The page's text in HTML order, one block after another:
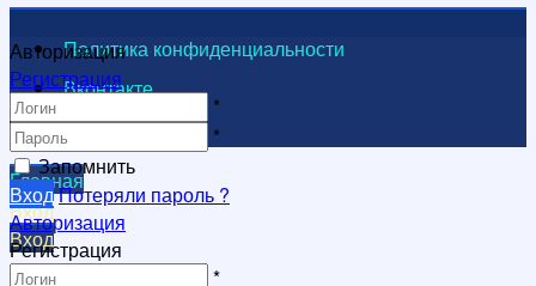
Политика конфиденциальности
Вконтакте
Видеоканал
Главная
Вход
Вход
Регистрация
Авторизация
Регистрация
*
*
Запомнить
ВходПотеряли пароль ?
Авторизация
Регистрация
*